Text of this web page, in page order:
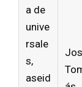
a de
unive
rsale
s,
aseid